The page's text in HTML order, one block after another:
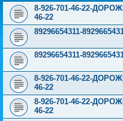
8-926-701-46-22-
46-22
89296654311-
89296654311-
8-926-701-46-22-
46-22
8-926-701-46-22-
46-22